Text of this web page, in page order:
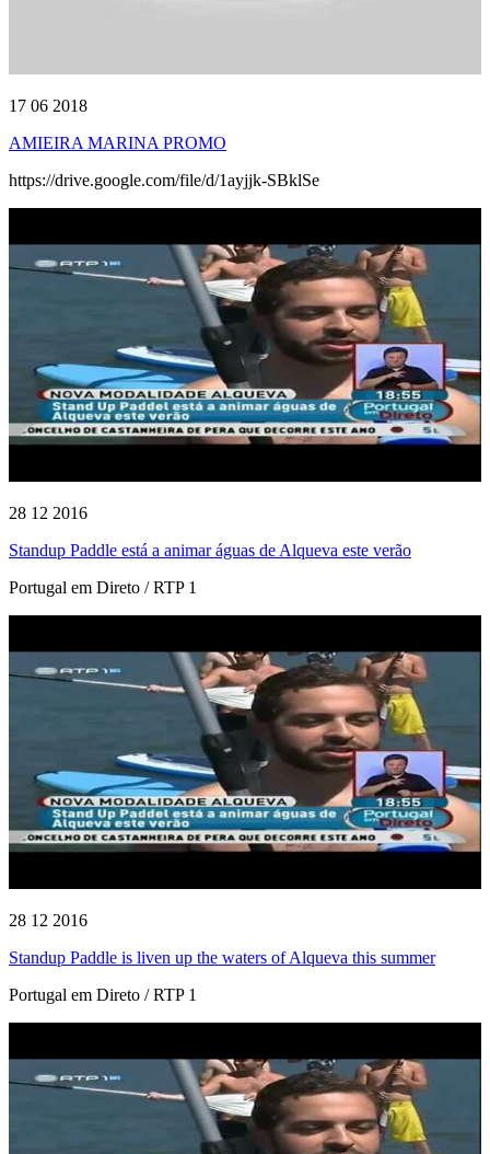
17 06 2018
AMIEIRA MARINA PROMO
https://drive.google.com/file/d/1ayjjk-SBklSe
28 12 2016
Standup Paddle está a animar águas de Alqueva este verão
Portugal em Direto / RTP 1
28 12 2016
Standup Paddle is liven up the waters of Alqueva this summer
Portugal em Direto / RTP 1